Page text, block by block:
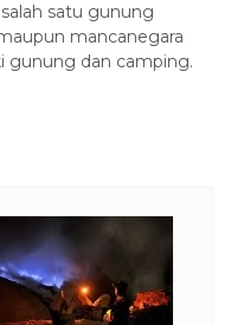
satu gunung
mancanegara
gunung dan camping.